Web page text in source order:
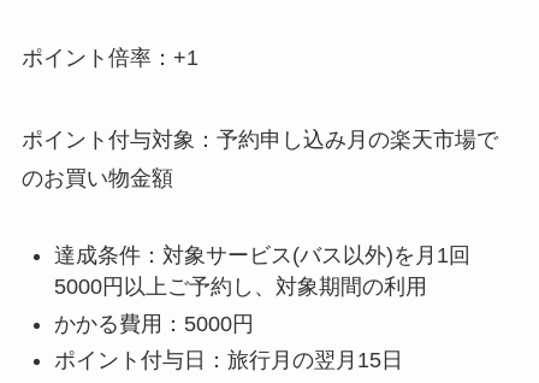
ポイント倍率：+1
ポイント付与対象：予約申し込み月の楽天市場で
のお買い物金額
達成条件：対象サービス(バス以外)を月1回
5000円以上ご予約し、対象期間の利用
かかる費用：5000円
ポイント付与日：旅行月の翌月15日